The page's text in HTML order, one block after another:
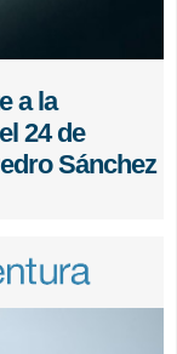
a la
24 de
Sánchez